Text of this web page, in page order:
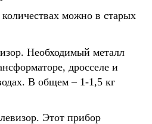
можно в старых
Необходимый металл
дросселе и
В общем – 1-1,5 кг
Этот прибор